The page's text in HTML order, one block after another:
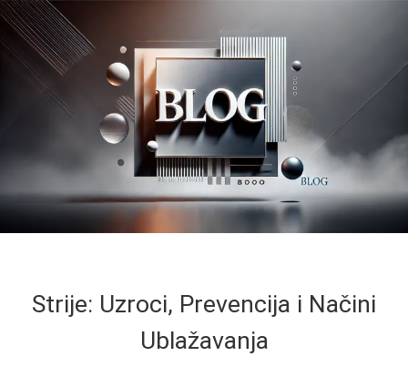
Strije: Uzroci, Prevencija i Načini
Ublažavanja